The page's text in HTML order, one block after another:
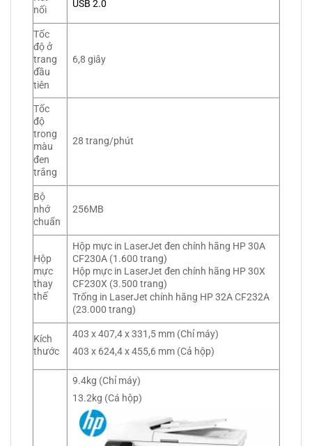
nối
USB 2.0
Tốc
độ ở
trang
đầu
tiên
6,8 giây
Tốc
độ
trong
màu
đen
trắng
28 trang/phút
Bộ
nhớ
chuẩn
256MB
Hộp
mực
thay
thế
Hộp mực in LaserJet đen chính hãng HP 30A
CF230A (1.600 trang)
Hộp mực in LaserJet đen chính hãng HP 30X
CF230X (3.500 trang)
Trống in LaserJet chính hãng HP 32A CF232A
(23.000 trang)
Kích
thước
403 x 407,4 x 331,5 mm (Chỉ máy)
403 x 624,4 x 455,6 mm (Cả hộp)
9.4kg (Chỉ máy)
13.2kg (Cá hộp)